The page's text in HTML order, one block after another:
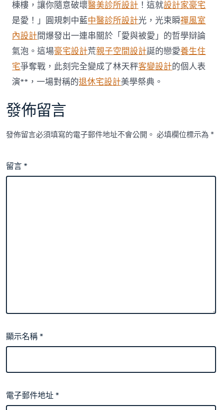
棟樓，讓你隨意破壞醫美診所設計 ！這就設計家豪宅
是愛！」圓規刺中藍中醫診所設計光，光束瞬禪風室
內設計間爆發出一連串關於「愛與被愛」的哲學辯論
氣泡。這場豪宅設計荒親子空間設計誕的戀愛養生住
宅爭奪戰，此刻完全變成了林天秤客變設計的個人表
演**，一場對稱的退休宅設計美學祭典。
發佈留言
發佈留言必須填寫的電子郵件地址不會公開。 必填欄位標示為*
留言*
顯示名稱*
電子郵件地址*